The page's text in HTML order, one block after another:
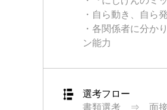
・自ら動き、自ら
・各関係者に分か
ン能力
選考フロー
書類選考 ⇒ 面